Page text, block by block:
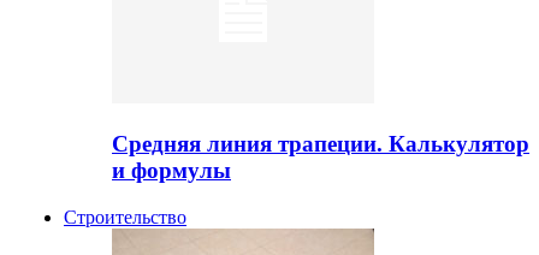
Средняя линия трапеции. Калькулятор
и формулы
Строительство